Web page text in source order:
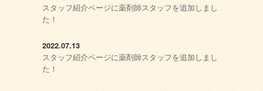
スタッフ紹介ページに薬剤師スタッフを追加しまし
た！
2022.07.13
スタッフ紹介ページに薬剤師スタッフを追加しまし
た！